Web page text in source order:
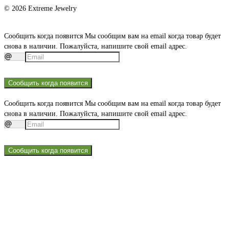
© 2026 Extreme Jewelry
Сообщить когда появится Мы сообщим вам на email когда товар будет
снова в наличии. Пожалуйста, напишите свой email адрес.
Сообщить когда появится
Сообщить когда появится Мы сообщим вам на email когда товар будет
снова в наличии. Пожалуйста, напишите свой email адрес.
Сообщить когда появится